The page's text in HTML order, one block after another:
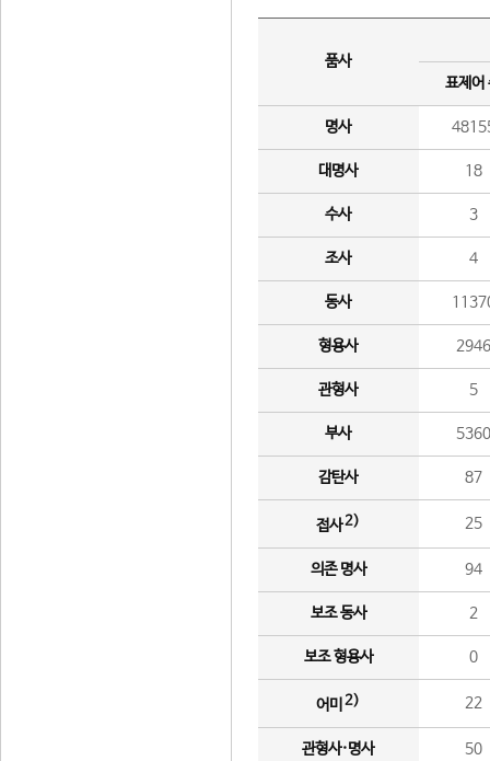
품사
표제어
명사
대명사 18
수사 3
조사 4
동사
형용사 2946
관형사 5
부사 5360
감탄사 87
접사2) 25
의존 명사 94
보조 동사 2
보조 형용사 0
어미 2) 22
관형사·명사 50